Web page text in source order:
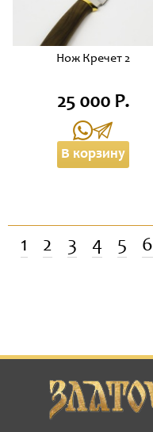
Нож Кречет 2
25 000 Р.
В корзину
1 2 3 4 5 6